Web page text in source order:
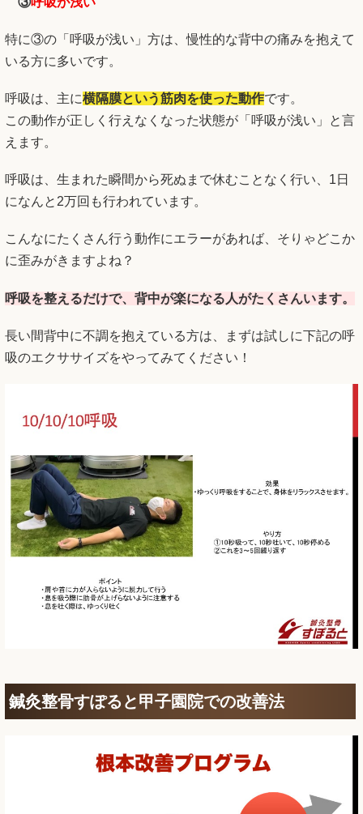
特に③の「呼吸が浅い」方は、慢性的な背中の痛みを抱えて
いる方に多いです。
呼吸は、主に横隔膜という筋肉を使った動作です。
この動作が正しく行えなくなった状態が「呼吸が浅い」と言
えます。
呼吸は、生まれた瞬間から死ぬまで休むことなく行い、1日
になんと2万回も行われています。
こんなにたくさん行う動作にエラーがあれば、そりゃどこか
に歪みがきますよね？
呼吸を整えるだけで、背中が楽になる人がたくさんいます。
長い間背中に不調を抱えている方は、まずは試しに下記の呼
吸のエクササイズをやってみてください！
鍼灸整骨すぽると甲子園院での改善法